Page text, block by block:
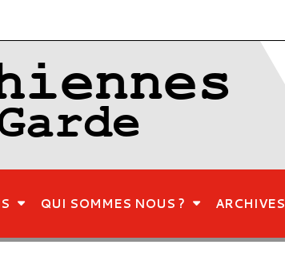
QUI SOMMES NOUS ? ARCHIVES